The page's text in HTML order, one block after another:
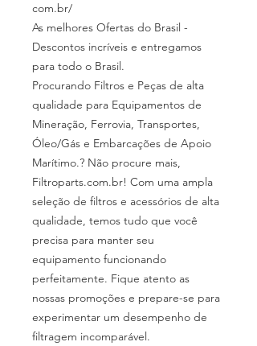
com.br/
As melhores Ofertas do Brasil -
Descontos incríveis e entregamos
para todo o Brasil.
Procurando Filtros e Peças de alta
qualidade para Equipamentos de
Mineração, Ferrovia, Transportes,
Óleo/Gás e Embarcações de Apoio
Marítimo.? Não procure mais,
Filtroparts.com.br! Com uma ampla
seleção de filtros e acessórios de alta
qualidade, temos tudo que você
precisa para manter seu
equipamento funcionando
perfeitamente. Fique atento as
nossas promoções e prepare-se para
experimentar um desempenho de
filtragem incomparável.